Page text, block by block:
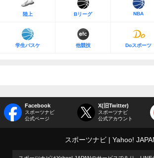
陸上 Bリーグ NBA
学生バスケ 他競技 Doスポーツ
Facebook
スポーツナビ
公式ページ
X(旧Twitter)
スポーツナビ
公式アカウント
スポーツナビ Yahoo!